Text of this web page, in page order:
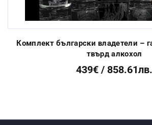
Комплект български владетели –
твърд алкохол
439€ / 858.61лв.
Previous